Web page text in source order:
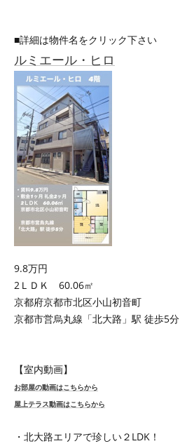
■詳細は物件名をクリック下さい
ルミエール・ヒロ
9.8万円
2ＬＤＫ 60.06㎡
京都府京都市北区小山初音町
京都市営烏丸線「北大路」駅 徒歩5分
【室内動画】
お部屋の動画はこちらから
屋上テラス動画はこちらから
・北大路エリアで珍しい２LDK！